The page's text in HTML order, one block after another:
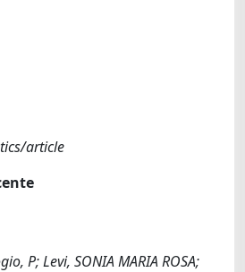
article
P; Levi, SONIA MARIA ROSA;